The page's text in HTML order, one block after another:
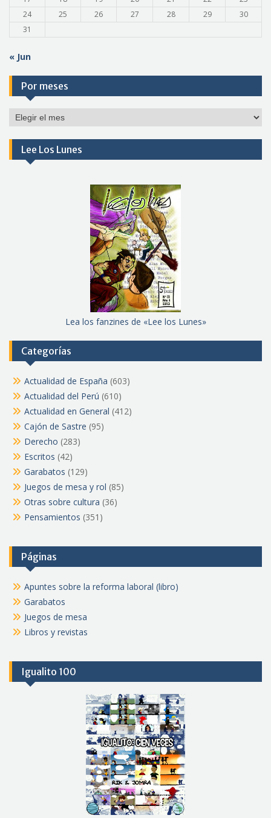
24
25 26 27 28 29
30
31
« Jun
Por meses
Por
Lee Los Lunes
Lea los fanzines de «Lee los Lunes»
Categorías
Actualidad de España (603)
Actualidad del Perú (610)
Actualidad en General (412)
Cajón de Sastre (95)
Derecho (283)
Escritos (42)
Garabatos (129)
Juegos de mesa y rol (85)
Otras sobre cultura (36)
Pensamientos (351)
Páginas
Apuntes sobre la reforma laboral (libro)
Garabatos
Juegos de mesa
Libros y revistas
Igualito 100